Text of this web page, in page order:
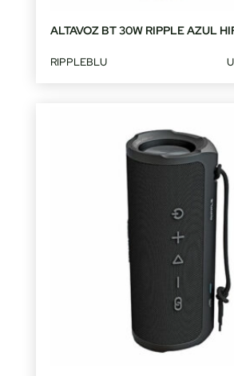
ALTAVOZ BT 30W RIPPLE AZUL
RIPPLEBLU